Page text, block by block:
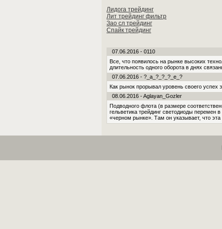
Лидога трейдинг
Лит трейдинг фильтр
Зао сл трейдинг
Спайк трейдинг
07.06.2016 - 0110
Все, что появилось на рынке высоких
длительность одного оборота в днях
07.06.2016 - ?_a_?_?_?_e_?
Как рынок прорывал уровень своего успех
08.06.2016 - Aglayan_Gozler
Подводного флота (в размере
гельветика трейдинг светодиоды перемен
«черном рынке». Там он указывает, что эта